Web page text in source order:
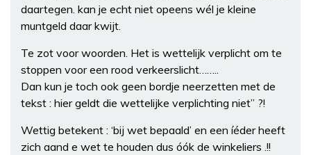
daartegen. kan je echt niet opeens wél je kleine
muntgeld daar kwijt.
Te zot voor woorden. Het is wettelijk verplicht om te
stoppen voor een rood verkeerslicht……..
Dan kun je toch ook geen bordje neerzetten met de
tekst : hier geldt die wettelijke verplichting niet” ?!
Wettig betekent : ‘bij wet bepaald’ en een íéder heeft
zich aand e wet te houden dus óók de winkeliers .!!